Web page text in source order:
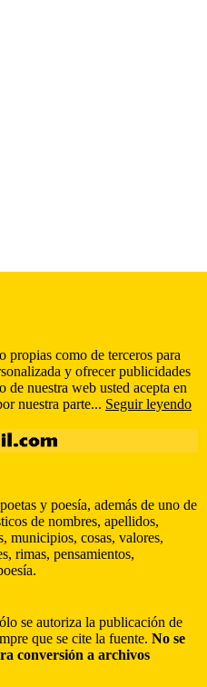
propias como de terceros para
y ofrecer publicidades
de nuestra web usted acepta en
nuestra parte... Seguir leyendo
y poesía, además de uno de
de nombres, apellidos,
municipios, cosas, valores,
rimas, pensamientos,
se autoriza la publicación de
que se cite la fuente. No se
conversión a archivos